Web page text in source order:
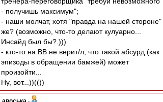
- получишь максимум";
- наши молчат, хотя "правда на нашей стороне"
же? (возможно, что-то делают кулуарно...
Инсайд был бы?.)))
- кто-то на ВВ не верит/л, что такой абсурд (как
эпизоды в обращении бамжей) может
произойти...
Ну, вот...))(())